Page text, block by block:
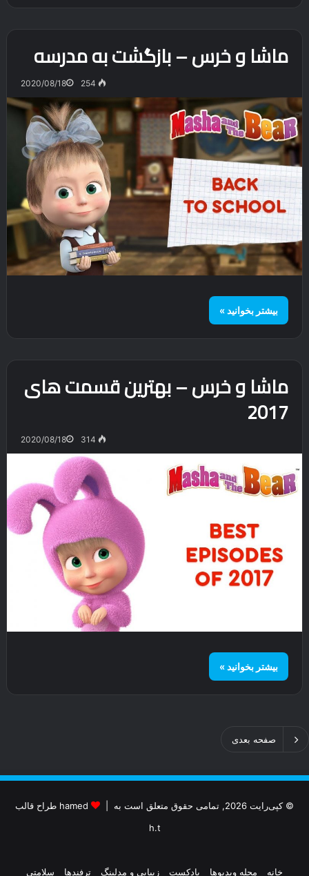
ماشا و خرس – بازگشت به مدرسه
2020/08/18
بیشتر بخوانید »
ماشا و خرس – بهترین قسمت های
2017
2020/08/18
بیشتر بخوانید »
صفحه بعدی
© کپی‌رایت 2026, تمامی حقوق متعلق است به |
hamed طراح قالب
h.t
خانه مجله ویدیوها پادکست زیبایی و مدلینگ ترفندها سلامتی